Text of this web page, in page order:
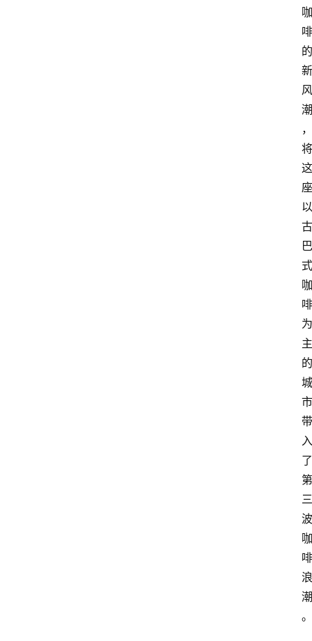
咖
啡
的
新
风
潮
，
将
这
座
以
古
巴
式
咖
啡
为
主
的
城
市
带
入
了
第
三
波
咖
啡
浪
潮
。